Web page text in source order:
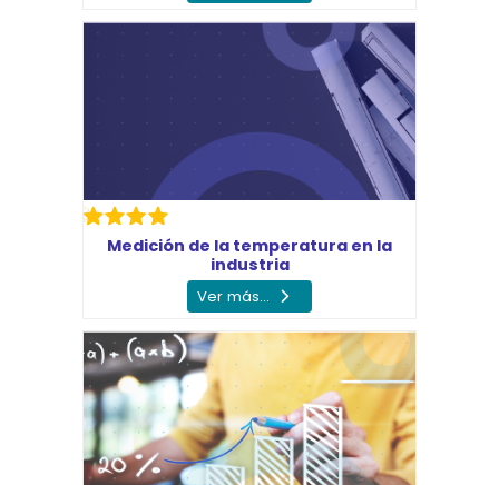
Medición de la temperatura en la
industria
Ver más...